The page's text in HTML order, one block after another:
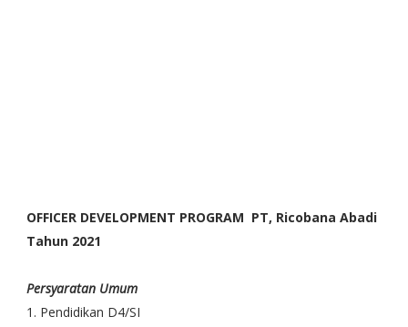
OFFICER DEVELOPMENT PROGRAM PT, Ricobana Abadi
Tahun 2021
Persyaratan Umum
1. Pendidikan D4/SI